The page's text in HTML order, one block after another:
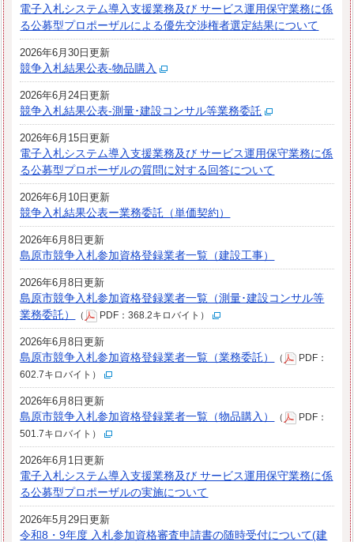
電子入札システム導入支援業務及び サービス運用保守業務に係
る公募型プロポーザルによる優先交渉権者選定結果について
2026年6月30日更新
競争入札結果公表-物品購入
2026年6月24日更新
競争入札結果公表-測量･建設コンサル等業務委託
2026年6月15日更新
電子入札システム導入支援業務及び サービス運用保守業務に係
る公募型プロポーザルの質問に対する回答について
2026年6月10日更新
競争入札結果公表ー業務委託（単価契約）
2026年6月8日更新
島原市競争入札参加資格登録業者一覧（建設工事）
2026年6月8日更新
島原市競争入札参加資格登録業者一覧（測量･建設コンサル等
業務委託）
（ PDF：368.2キロバイト）
2026年6月8日更新
島原市競争入札参加資格登録業者一覧（業務委託） （
PDF：
602.7キロバイト）
2026年6月8日更新
島原市競争入札参加資格登録業者一覧（物品購入） （
PDF：
501.7キロバイト）
2026年6月1日更新
電子入札システム導入支援業務及び サービス運用保守業務に係
る公募型プロポーザルの実施について
2026年5月29日更新
令和8・9年度 入札参加資格審査申請書の随時受付について(建